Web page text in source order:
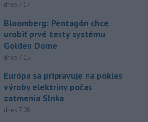
dnes 7:17
Bloomberg: Pentagón chce
urobiť prvé testy systému
Golden Dome
dnes 7:15
Európa sa pripravuje na pokles
výroby elektriny počas
zatmenia Slnka
dnes 7:08